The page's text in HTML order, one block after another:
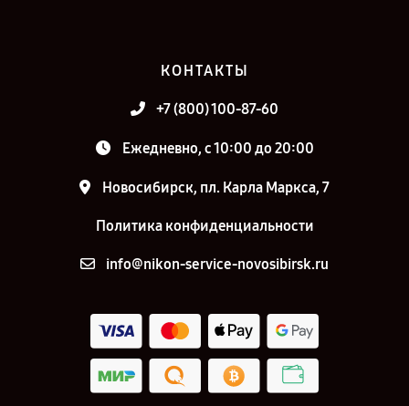
КОНТАКТЫ
+7 (800) 100-87-60
Ежедневно, с 10:00 до 20:00
Новосибирск, пл. Карла Маркса, 7
Политика конфиденциальности
info@nikon-service-novosibirsk.ru